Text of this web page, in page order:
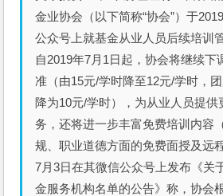
金业协会（以下简称“协会”）于
公众号上就基金从业人员后续培训
自2019年7月1日起，协会将继续下
准（由15元/学时降至12元/学时，
降为10元/学时），为从业人员提供
务，还将进一步丰富免费培训内容
规、职业道德方面的免费面授及远
7月3日在其微信公众号上发布《关
金服务机构名单的公告》称，协会